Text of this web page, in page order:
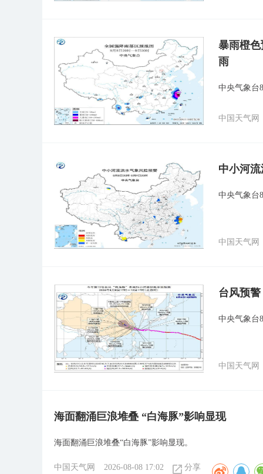
暴雨橙
雨
中央气象台
中国天气网
中小河
中央气象台
中国天气网
台风预
中央气象台
中国天气网
海面翻涌巨浪堆叠 “白海豚”影响显现
海面翻涌巨浪堆叠“白海豚”影响显现。
中国天气网 2026-08-08 17:02 分享